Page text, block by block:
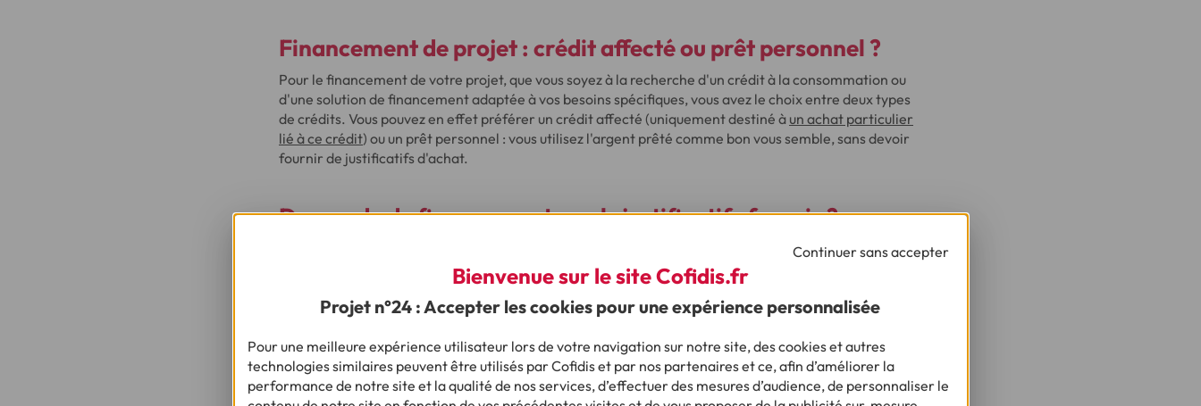
Financement de projet : crédit affecté ou prêt personnel ?
Pour le financement de votre projet, que vous soyez à la recherche d'un crédit à la consommation ou
d'une solution de financement adaptée à vos besoins spécifiques, vous avez le choix entre deux types
de crédits. Vous pouvez en effet préférer un crédit affecté (uniquement destiné à un achat particulier
lié à ce crédit) ou un prêt personnel : vous utilisez l'argent prêté comme bon vous semble, sans devoir
fournir de justificatifs d'achat.
Demande de financement, quels justificatifs fournir ?
Un justificatif de domicile.
Pourun crédit à la consommationsupérieur à 3 000 €, il faudra envoyer les documents suivants :
Une pièce d'identité
Continuer sans accepter
Bienvenue sur le site Cofidis.fr
Projet n°24 : Accepter les cookies pour une expérience personnalisée
Pour une meilleure expérience utilisateur lors de votre navigation sur notre site, des cookies et autres
technologies similaires peuvent être utilisés par Cofidis et par nos partenaires et ce, afin d’améliorer la
performance de notre site et la qualité de nos services, d’effectuer des mesures d’audience, de personnaliser le